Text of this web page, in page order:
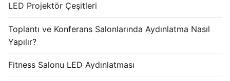
LED Projektör Çeşitleri
Toplantı ve Konferans Salonlarında Aydınlatma Nasıl
Yapılır?
Fitness Salonu LED Aydınlatması